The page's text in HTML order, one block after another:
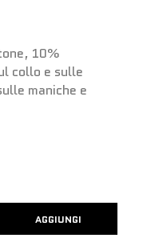
10%
collo e sulle
maniche e